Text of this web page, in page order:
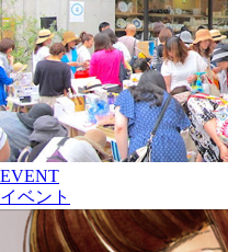
EVENT
イベント